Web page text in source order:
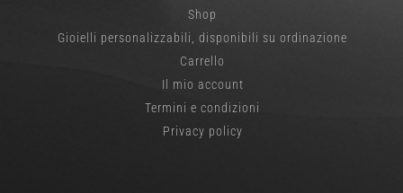
Shop
Gioielli personalizzabili, disponibili su ordinazione
Carrello
Il mio account
Termini e condizioni
Privacy policy